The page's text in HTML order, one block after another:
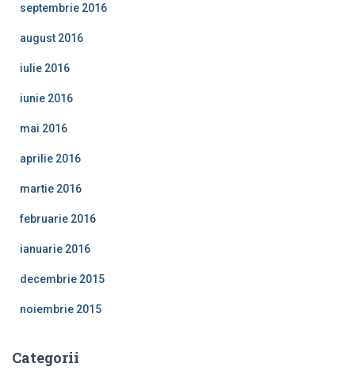
septembrie 2016
august 2016
iulie 2016
iunie 2016
mai 2016
aprilie 2016
martie 2016
februarie 2016
ianuarie 2016
decembrie 2015
noiembrie 2015
Categorii